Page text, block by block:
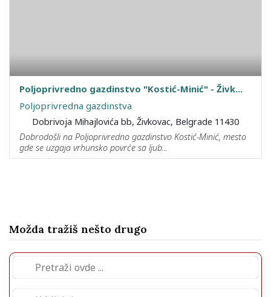
Poljoprivredno gazdinstvo "Kostić-Minić" - Živk...
Poljoprivredna gazdinstva
Dobrivoja Mihajlovića bb, Živkovac, Belgrade 11430
Dobrodošli na Poljoprivredno gazdinstvo Kostić-Minić, mesto
gde se uzgaja vrhunsko povrće sa ljub...
Možda tražiš nešto drugo